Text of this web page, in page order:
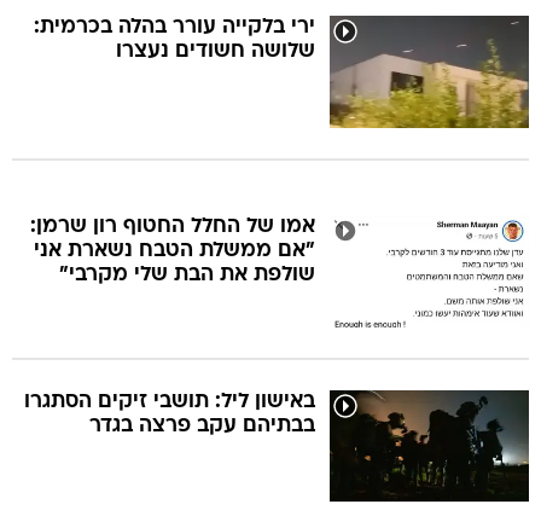
ירי בלקייה עורר בהלה בכרמית:
שלושה חשודים נעצרו
אמו של החלל החטוף רון שרמן:
"אם ממשלת הטבח נשארת אני
שולפת את הבת שלי מקרבי"
באישון ליל: תושבי זיקים הסתגרו
בבתיהם עקב פרצה בגדר